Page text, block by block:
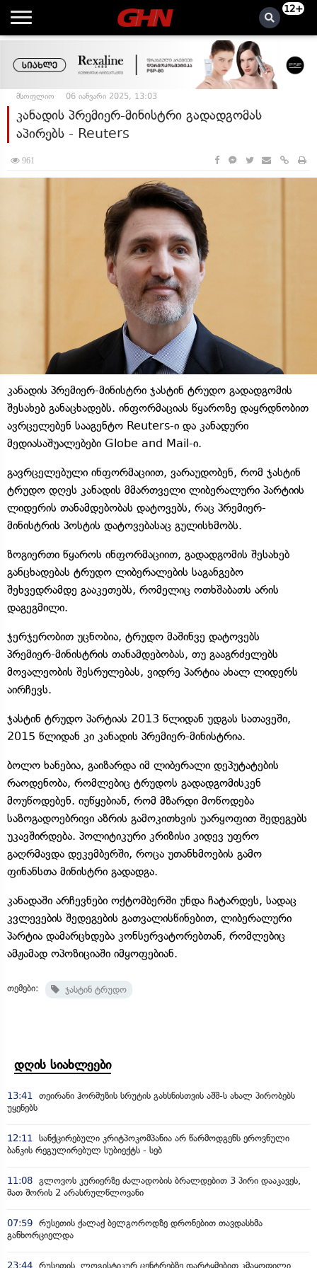
12+
მსოფლიო 06 იანვარი 2025, 13:03
კანადის პრემიერ-მინისტრი გადადგომას
აპირებს - Reuters
961
კანადის პრემიერ-მინისტრი ჯასტინ ტრუდო გადადგომის
შესახებ განაცხადებს. ინფორმაციას წყაროზე დაყრდნობით
ავრცელებენ სააგენტო Reuters-ი და კანადური
მედიასაშუალებები Globe and Mail-ი.
გავრცელებული ინფორმაციით, ვარაუდობენ, რომ ჯასტინ
ტრუდო დღეს კანადის მმართველი ლიბერალური პარტიის
ლიდერის თანამდებობას დატოვებს, რაც პრემიერ-
მინისტრის პოსტის დატოვებასაც გულისხმობს.
ზოგიერთი წყაროს ინფორმაციით, გადადგომის შესახებ
განცხადებას ტრუდო ლიბერალების საგანგებო
შეხვედრამდე გააკეთებს, რომელიც ოთხშაბათს არის
დაგეგმილი.
ჯერჯერობით უცნობია, ტრუდო მაშინვე დატოვებს
პრემიერ-მინისტრის თანამდებობას, თუ გააგრძელებს
მოვალეობის შესრულებას, ვიდრე პარტია ახალ ლიდერს
აირჩევს.
ჯასტინ ტრუდო პარტიას 2013 წლიდან უდგას სათავეში,
2015 წლიდან კი კანადის პრემიერ-მინისტრია.
ბოლო ხანებია, გაიზარდა იმ ლიბერალი დეპუტატების
რაოდენობა, რომლებიც ტრუდოს გადადგომისკენ
მოუწოდებენ. იუწყებიან, რომ მზარდი მოწოდება
საზოგადოებრივი აზრის გამოკითხვის უარყოფით შედეგებს
უკავშირდება. პოლიტიკური კრიზისი კიდევ უფრო
გაღრმავდა დეკემბერში, როცა უთანხმოების გამო
ფინანსთა მინისტრი გადადგა.
კანადაში არჩევნები ოქტომბერში უნდა ჩატარდეს, სადაც
კვლევების შედეგების გათვალისწინებით, ლიბერალური
პარტია დამარცხდება კონსერვატორებთან, რომლებიც
ამჟამად ოპოზიციაში იმყოფებიან.
თემები: ჯასტინ ტრუდო
დღის სიახლეები
13:41
თეირანი ჰორმუზის სრუტის გახსნისთვის აშშ-ს ახალ პირობებს
უყენებს
12:11
სანქცირებული კრიტპოკომპანია არ წარმოდგენს ეროვნული
ბანკის რეგულირებულ სუბიექტს - სებ
11:08 გლოვოს კურიერზე ძალადობის ბრალდებით 3 პირი დააკავეს,
მათ შორის 2 არასრულწლოვანი
07:59 რუსეთის ქალაქ ბელგოროდზე დრონებით თავდასხმა
განხორციელდა
23:44 რუსეთის ლოგისტიკურ ცენტრებზე დარტყმებით კმაყოფილი